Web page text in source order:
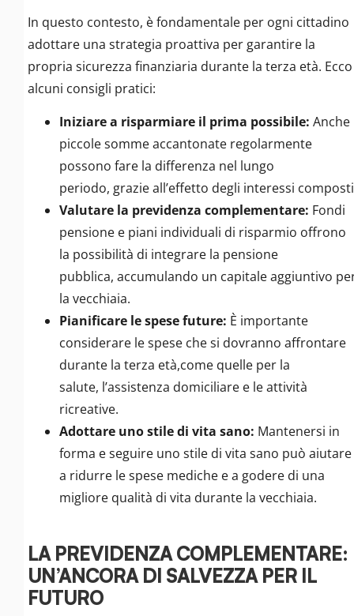
In questo contesto, è fondamentale per ogni cittadino
adottare una strategia proattiva per garantire la
propria sicurezza finanziaria durante la terza età. Ecco
alcuni consigli pratici:
Iniziare a risparmiare il prima possibile: Anche
piccole somme accantonate regolarmente
possono fare la differenza nel lungo
periodo, grazie all’effetto degli interessi
Valutare la previdenza complementare: Fondi
pensione e piani individuali di risparmio offrono
la possibilità di integrare la pensione
pubblica, accumulando un capitale aggiuntivo
la vecchiaia.
Pianificare le spese future: È importante
considerare le spese che si dovranno affrontare
durante la terza età,come quelle per la
salute, l’assistenza domiciliare e le attività
ricreative.
Adottare uno stile di vita sano: Mantenersi in
forma e seguire uno stile di vita sano può aiutare
a ridurre le spese mediche e a godere di una
migliore qualità di vita durante la vecchiaia.
LA PREVIDENZA COMPLEMENTARE:
UN’ANCORA DI SALVEZZA PER IL
FUTURO